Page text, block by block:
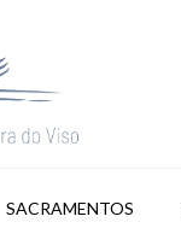
SACRAMENTOS